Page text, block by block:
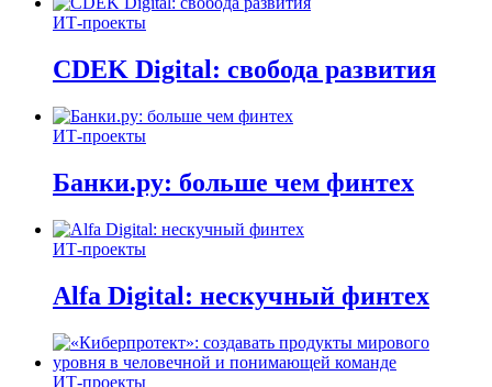
ИТ-проекты
CDEK Digital: свобода развития
ИТ-проекты
Банки.ру: больше чем финтех
ИТ-проекты
Alfa Digital: нескучный финтех
ИТ-проекты